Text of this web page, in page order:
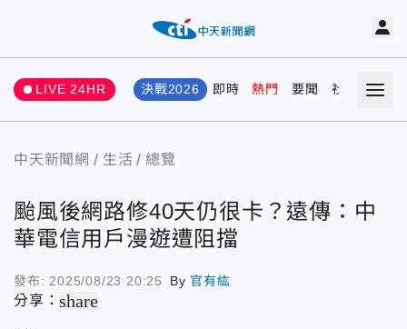
LIVE 24HR 決戰2026 即時 熱門 要聞 社會 娛樂
中天新聞網 生活 總覽
颱風後網路修40天仍很卡？遠傳：中
華電信用戶漫遊遭阻擋
發布: 2025/08/23 20:25 By 官有紘
分享：share